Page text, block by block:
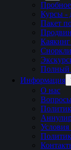
Курсы -
Пакет
Полный
Информация
О нас